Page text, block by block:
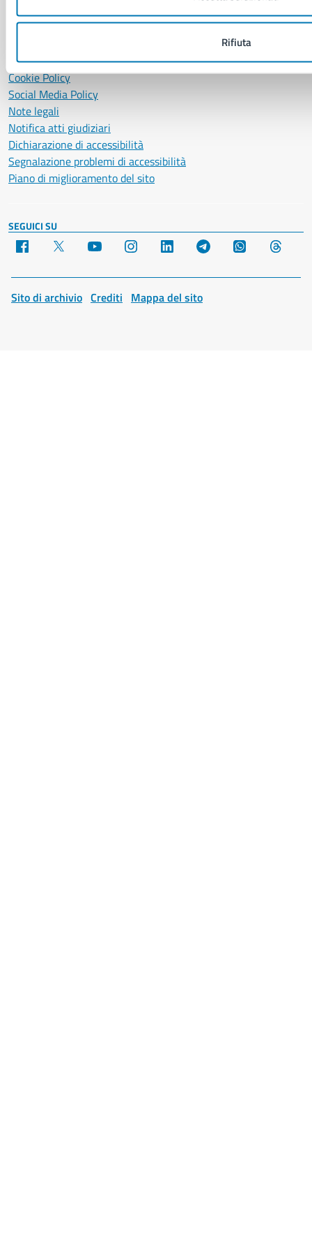
Rifiuta
Segnalazione disservizio
Richiesta assistenza
Informativa privacy
Cookie Policy
Social Media Policy
Note legali
Notifica atti giudiziari
Dichiarazione di accessibilità
Segnalazione problemi di accessibilità
Piano di miglioramento del sito
SEGUICI SU
Facebook YouTube Instagram LinkedIn Telegram WhatsApp
Sito di archivio Crediti Mappa del sito